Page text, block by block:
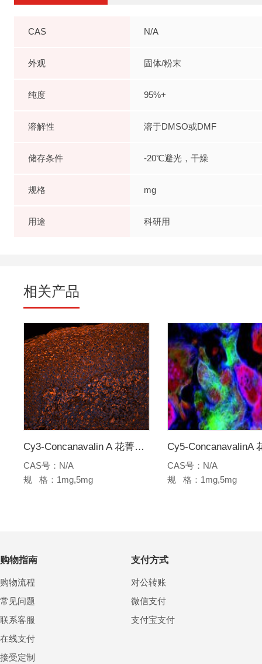
CAS N/A
外观 固体/粉末
纯度 95%+
溶解性 溶于DMSO或DMF
储存条件 -20℃避光，干燥
规格 mg
用途 科研用
相关产品
Cy3-Concanavalin A 花菁染料Cy3标记刀豆球蛋白A
CAS号：N/A
规 格：1mg,5mg
CAS号：N/A
规 格：1mg,5mg
购物指南
购物流程
常见问题
联系客服
在线支付
接受定制
支付方式
对公转账
微信支付
支付宝支付